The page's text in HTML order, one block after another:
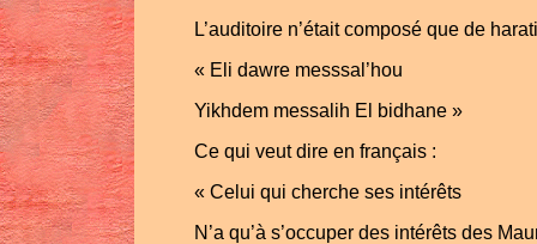
L’auditoire n’était composé que de
« Eli dawre messsal’hou
Yikhdem messalih El bidhane »
Ce qui veut dire en français :
« Celui qui cherche ses intérêts
N’a qu’à s’occuper des intérêts des